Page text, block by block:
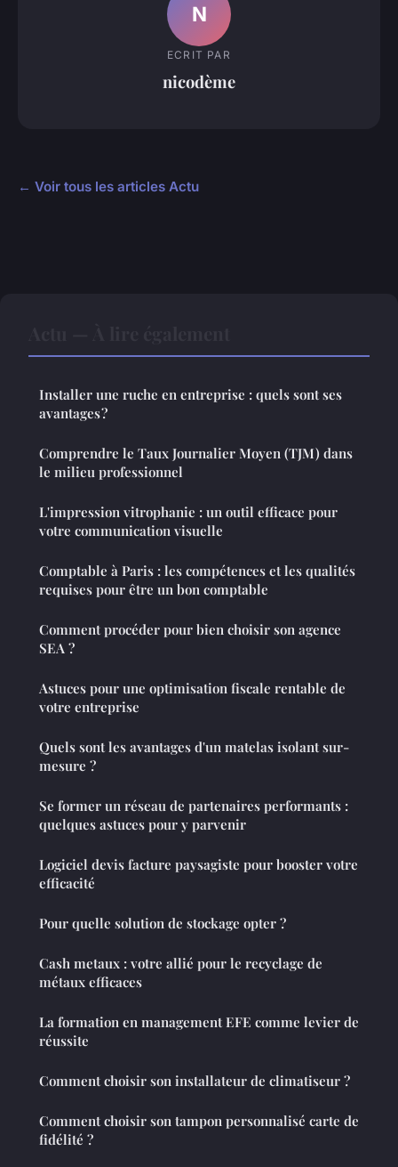
N
ECRIT PAR
nicodème
← Voir tous les articles Actu
Installer une ruche en entreprise : quels sont ses
avantages ?
Comprendre le Taux Journalier Moyen (TJM) dans
le milieu professionnel
L'impression vitrophanie : un outil efficace pour
votre communication visuelle
Comptable à Paris : les compétences et les qualités
requises pour être un bon comptable
Comment procéder pour bien choisir son agence
SEA ?
Astuces pour une optimisation fiscale rentable de
votre entreprise
Quels sont les avantages d'un matelas isolant sur-
mesure ?
Se former un réseau de partenaires performants :
quelques astuces pour y parvenir
Logiciel devis facture paysagiste pour booster votre
efficacité
Pour quelle solution de stockage opter ?
Cash metaux : votre allié pour le recyclage de
métaux efficaces
La formation en management EFE comme levier de
réussite
Comment choisir son installateur de climatiseur ?
Comment choisir son tampon personnalisé carte de
fidélité ?